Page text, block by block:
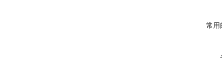
常用